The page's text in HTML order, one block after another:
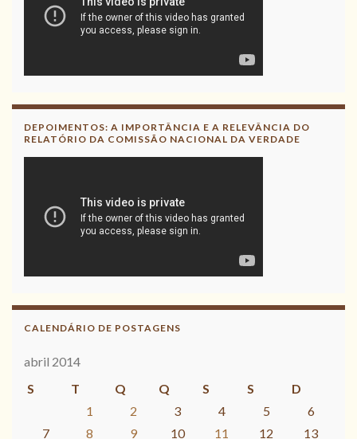
DEPOIMENTOS: A IMPORTÂNCIA E A RELEVÂNCIA DO
RELATÓRIO DA COMISSÃO NACIONAL DA VERDADE
CALENDÁRIO DE POSTAGENS
abril 2014
S
T Q Q S S
D
1
2 3 4 5
6
7
8 9 10 11 12
13